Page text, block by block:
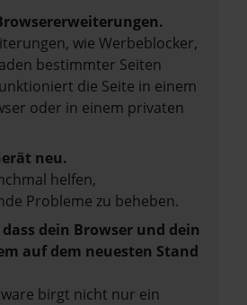
wie Werbeblocker,
bestimmter Seiten
die Seite in einem
oder in einem privaten
neu.
helfen,
Probleme zu beheben.
dein Browser und dein
auf dem neuesten Stand
birgt nicht nur ein